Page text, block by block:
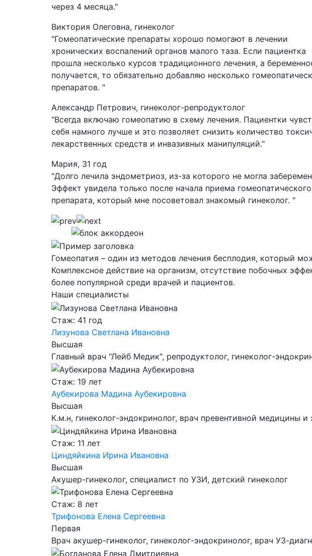
через 4 месяца."
Виктория Олеговна, гинеколог
"Гомеопатические препараты хорошо помогают в лечении
хронических воспалений органов малого таза. Если пациентка
прошла несколько курсов традиционного лечения, а
получается, то обязательно добавляю несколько
препаратов. "
Александр Петрович, гинеколог-репродуктолог
"Всегда включаю гомеопатию в схему лечения. Пациентки
себя намного лучше и это позволяет снизить количество
лекарственных средств и инвазивных манипуляций."
Мария, 31 год
"Долго лечила эндометриоз, из-за которого не могла
Эффект увидела только после начала приема гомеопатического
препарата, который мне посоветовал знакомый гинеколог. "
Гомеопатия – один из методов лечения бесплодия, который
Комплексное действие на организм, отсутствие побочных
более популярной среди врачей и пациентов.
Наши специалисты
Стаж: 41 год
Лизунова Светлана Ивановна
Высшая
Главный врач "Лейб Медик", репродуктолог, гинеколог-
Стаж: 19 лет
Аубекирова Мадина Аубекировна
Высшая
К.м.н, гинеколог-эндокринолог, врач превентивной медицины
Стаж: 11 лет
Циндяйкина Ирина Ивановна
Высшая
Акушер-гинеколог, специалист по УЗИ, детский гинеколог
Стаж: 8 лет
Трифонова Елена Сергеевна
Первая
Врач акушер-гинеколог, гинеколог-эндокринолог, врач УЗ-